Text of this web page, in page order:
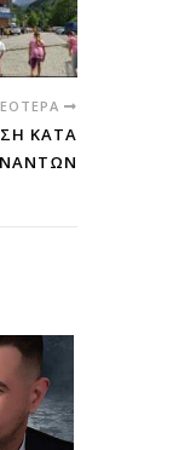
ΚΑΤΑ